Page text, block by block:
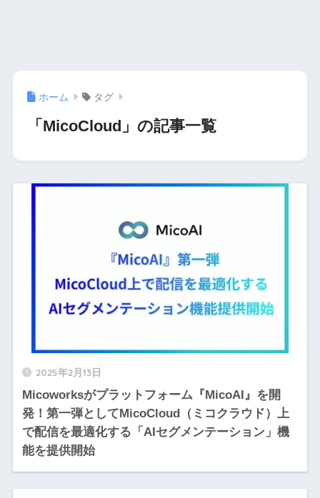
ホーム タグ
「MicoCloud」の記事一覧
2025年2月13日
Micoworksがプラットフォーム『MicoAI』を開
発！第一弾としてMicoCloud（ミコクラウド）上
で配信を最適化する「AIセグメンテーション」機
能を提供開始